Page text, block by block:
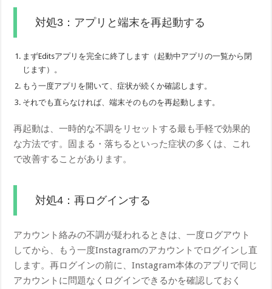
対処3：アプリと端末を再起動する
まずEditsアプリを完全に終了します（起動中アプリの一覧から閉
じます）。
もう一度アプリを開いて、症状が続くか確認します。
それでも直らなければ、端末そのものを再起動します。
再起動は、一時的な不調をリセットする最も手軽で効果的
な方法です。固まる・落ちるといった症状の多くは、これ
で改善することがあります。
対処4：再ログインする
アカウント絡みの不調が疑われるときは、一度ログアウト
してから、もう一度Instagramのアカウントでログインし直
します。再ログインの前に、Instagram本体のアプリで同じ
アカウントに問題なくログインできるかを確認しておく